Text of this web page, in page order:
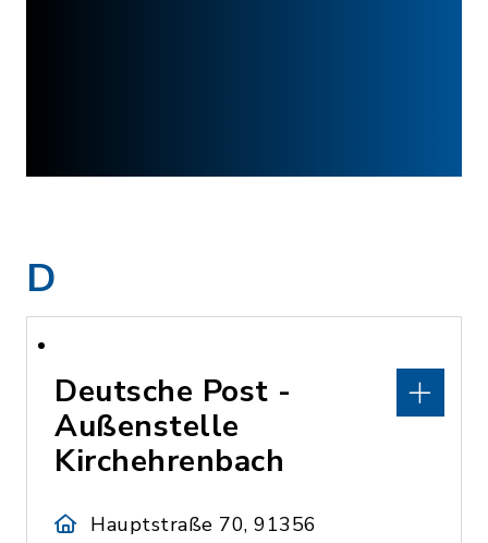
D
Deutsche Post -
Außenstelle
Kirchehrenbach
Hauptstraße 70, 91356